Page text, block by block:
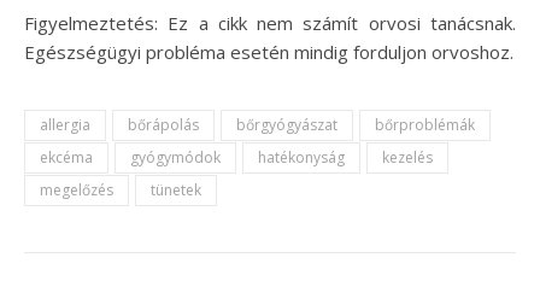
Figyelmeztetés: Ez a cikk nem számít orvosi tanácsnak.
Egészségügyi probléma esetén mindig forduljon orvoshoz.
allergia bőrápolás bőrgyógyászat
bőrproblémák
ekcéma
gyógymódok hatékonyság
kezelés
megelőzés
tünetek